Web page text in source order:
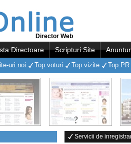
Director Web
Directoare Scripturi Site
uri noi Top voturi Top vizite Top PR
Servicii de